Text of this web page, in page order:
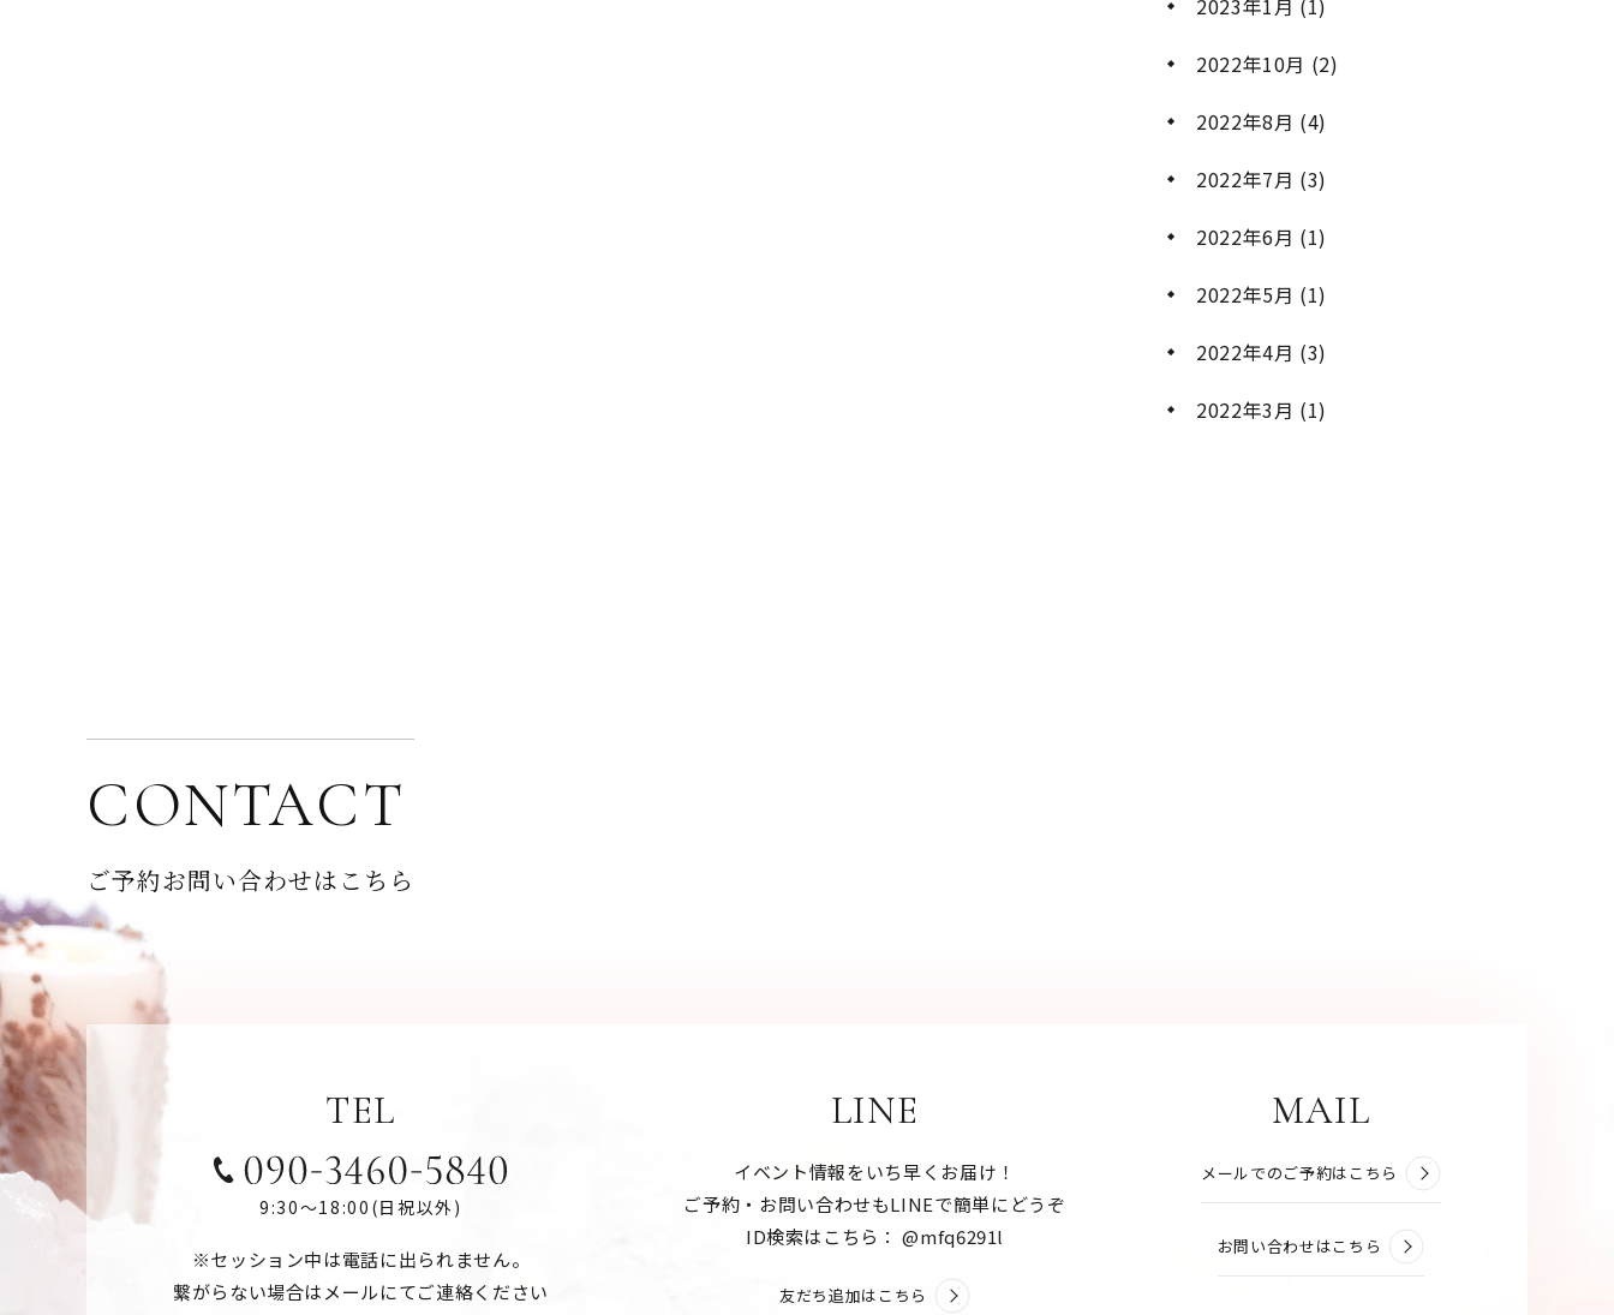
2023年1月 (1)
2022年10月 (2)
2022年8月 (4)
2022年7月 (3)
2022年6月 (1)
2022年5月 (1)
2022年4月 (3)
2022年3月 (1)
CONTACT
ご予約お問い合わせはこちら
TEL
9:30〜18:00(日祝以外)
※セッション中は電話に出られません。
繋がらない場合はメールにてご連絡ください
LINE
イベント情報をいち早くお届け！
ご予約・お問い合わせもLINEで簡単にどうぞ
ID検索はこちら： @mfq6291l
友だち追加はこちら
MAIL
メールでのご予約はこちら
お問い合わせはこちら